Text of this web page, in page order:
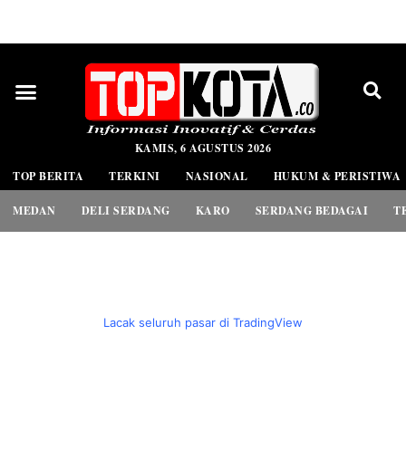
KAMIS, 6 AGUSTUS 2026
TOP BERITA
TERKINI NASIONAL HUKUM & PERISTIWA
MEDAN DELI SERDANG KARO SERDANG BEDAGAI
Lacak seluruh pasar di TradingView